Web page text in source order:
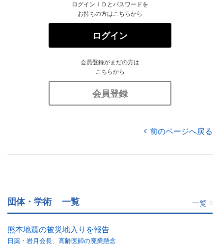
ログインＩＤとパスワードを
お持ちの方はこちらから
ログイン
会員登録がまだの方は
こちらから
会員登録
前のページへ戻る
団体・学術 一覧 一覧
熊本地震の被災地入りを報告
日薬・岩月会長、高齢医師の廃業懸念